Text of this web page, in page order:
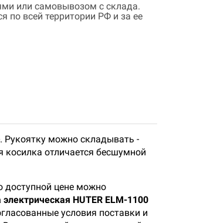
или самовывозом с склада.
по всей территории РФ и за ее
Рукоятку можно складывать -
косилка отличается бесшумной
доступной цене можно
электрическая HUTER ELM-1100
условия поставки и